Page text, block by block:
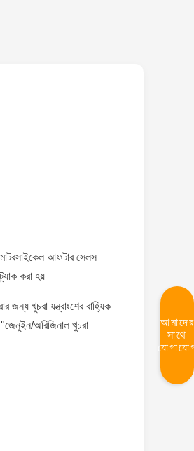
আমাদের
সাথে
মোটরসাইকেল আফটার সেলস
করা হয়
জন্য খুচরা যন্ত্রাংশের বাহ্যিক
অরিজিনাল খুচরা